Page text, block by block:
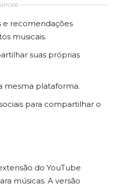
e recomendações
musicais.
suas próprias
mesma plataforma.
para compartilhar o
do YouTube
músicas. A versão